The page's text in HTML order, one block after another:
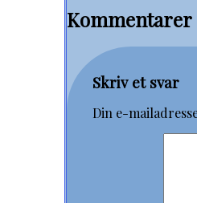
Kommentarer
Skriv et svar
Din e-